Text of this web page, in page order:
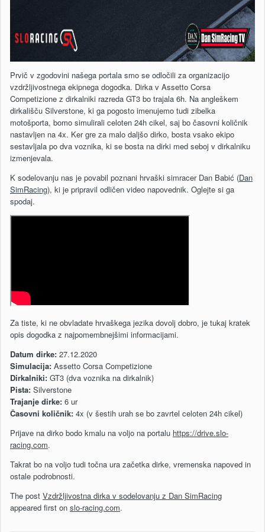
Prvič v zgodovini našega portala smo se odločili za organizacijo
vzdržljivostnega ekipnega dogodka. Dirka v Assetto Corsa
Competizione z dirkalniki razreda GT3 bo trajala 6h. Na angleškem
dirkališču Silverstone, ki ga pogosto imenujemo tudi zibelka
motošporta, bomo simulirali celoten 24h cikel, saj bo časovni količnik
nastavljen na 4x. Ker gre za malo daljšo dirko, bosta vsako ekipo
sestavljala po dva voznika, ki se bosta na dirki med seboj v dirkalniku
izmenjevala.
K sodelovanju nas je povabil poznani hrvaški simracer Dan Babić (Dan
SimRacing), ki je pripravil odličen video napovednik. Oglejte si ga
spodaj.
Za tiste, ki ne obvladate hrvaškega jezika dovolj dobro, je tukaj kratek
opis dogodka z najpomembnejšimi informacijami.
Datum dirke: 27.12.2020
Simulacija: Assetto Corsa Competizione
Dirkalniki: GT3 (dva voznika na dirkalnik)
Pista: Silverstone
Trajanje dirke: 6 ur
Časovni količnik: 4x (v šestih urah se bo zavrtel celoten 24h cikel)
Prijave na dirko bodo kmalu na voljo na portalu https://drive.slo-
racing.com.
Takrat bo na voljo tudi točna ura začetka dirke, vremenska napoved in
ostale podrobnosti.
The post Vzdržljivostna dirka v sodelovanju z Dan SimRacing
appeared first on slo-racing.com.